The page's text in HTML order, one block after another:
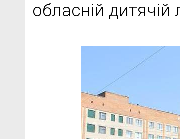
обласній дитячій